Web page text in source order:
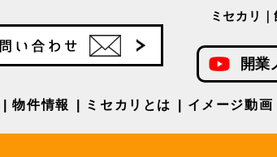
ミセカリ
開業
物件情報 ミセカリとは イメージ動画